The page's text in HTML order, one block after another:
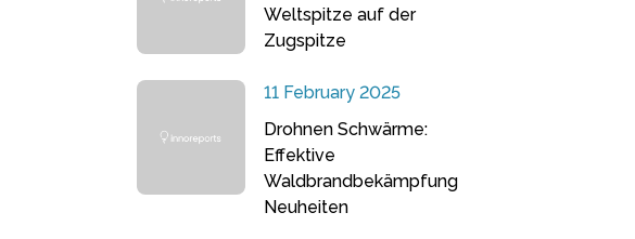
Weltspitze auf der
Zugspitze
11 February 2025
Drohnen Schwärme:
Effektive
Waldbrandbekämpfung
Neuheiten